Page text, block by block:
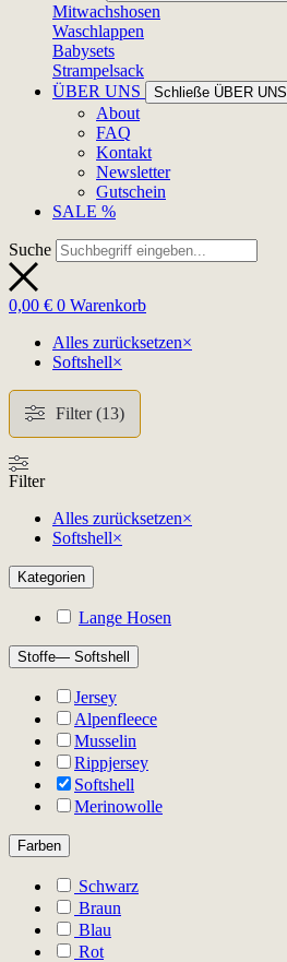
Mitwachshosen
Waschlappen
Babysets
Strampelsack
ÜBER UNS
Schließe ÜBER UNS
About
FAQ
Kontakt
Newsletter
Gutschein
SALE %
Suche
0,00 € 0 Warenkorb
Alles zurücksetzen×
Softshell×
Filter (13)
Filter
Alles zurücksetzen×
Softshell×
Kategorien
Lange Hosen
Stoffe— Softshell
Jersey
Alpenfleece
Musselin
Rippjersey
Softshell
Merinowolle
Farben
Schwarz
Braun
Blau
Rot